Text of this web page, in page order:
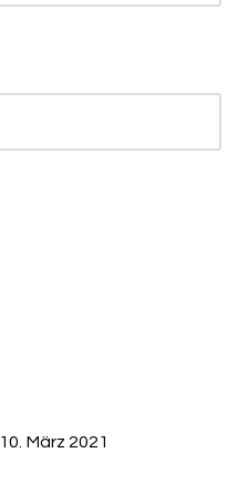
10. März 2021